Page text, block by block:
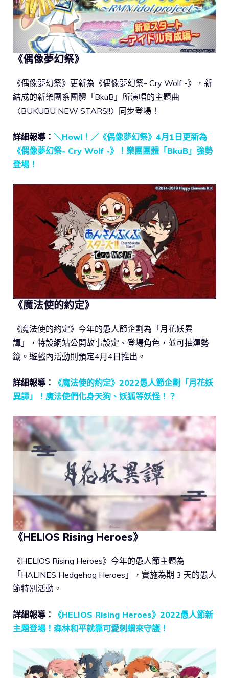
《偶像夢幻祭》
《偶像夢幻祭》更新為《偶像夢幻祭- Cry Wolf -》，新
結成的新樂團系團體「BkuB」所演唱的主題曲
〈BUKUBU NEW STARS!!〉同步登場！
詳細報導： ＼Howl！／《偶像夢幻祭》4月1日更新為
《偶像夢幻祭- Cry Wolf -》！樂團團體「BkuB」強勢
登場！
《魔法使的約定》
《魔法使的約定》今年的愚人節企劃為「月花妖異
譚」，特設網站公開故事設定、登場角色，並可抽運勢
籤。遊戲內活動則預定4月4日推出。
詳細報導：
《魔法使的約定》2022愚人節企劃「月花妖
異譚」！魔法使們化身天狗、妖狐等妖怪！？
《HELIOS Rising Heroes》
《HELIOS Rising Heroes》今年的愚人節主題為
「HALINES Hedgehog Heroes」，實施為期 3 天的愚人
節特別活動。
詳細報導：
《HELIOS Rising Heroes》2022愚人節新
主題登場！森林和平就靠可愛刺蝟來守護！